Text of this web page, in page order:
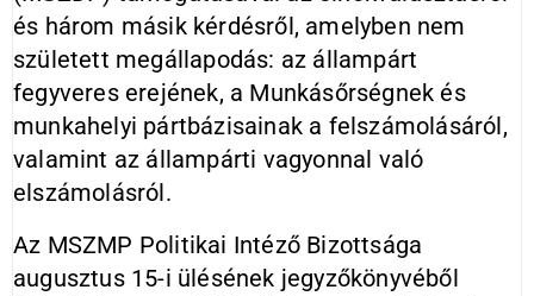
és három másik kérdésről, amelyben nem
született megállapodás: az állampárt
fegyveres erejének, a Munkásőrségnek és
munkahelyi pártbázisainak a felszámolásáról,
valamint az állampárti vagyonnal való
elszámolásról.
Az MSZMP Politikai Intéző Bizottsága
augusztus 15-i ülésének jegyzőkönyvéből